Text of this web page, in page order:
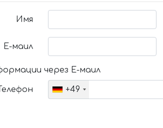
Имя
Е-маил
через Е-маил
Телефон +49